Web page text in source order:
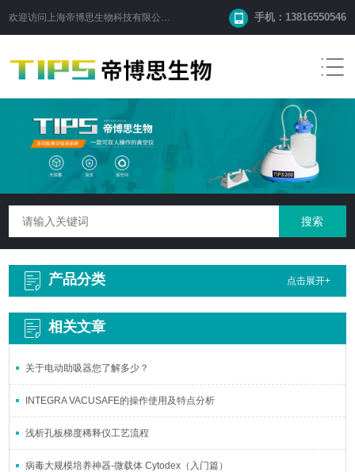
欢迎访问 上海帝博思生物科技有限公司 手机：13816550546
产品分类 点击展开+
相关文章
关于电动助吸器您了解多少？
INTEGRA VACUSAFE的操作使用及特点分析
浅析孔板梯度稀释仪工艺流程
病毒大规模培养神器-微载体 Cytodex（入门篇）